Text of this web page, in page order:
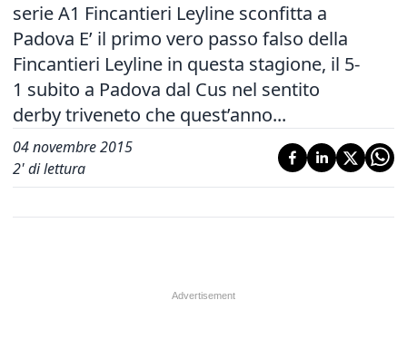
serie A1 Fincantieri Leyline sconfitta a
Padova E’ il primo vero passo falso della
Fincantieri Leyline in questa stagione, il 5-
1 subito a Padova dal Cus nel sentito
derby triveneto che quest’anno...
04 novembre 2015
2' di lettura